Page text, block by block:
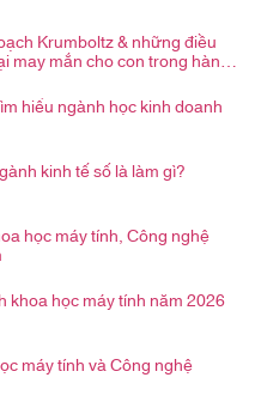
Krumboltz & những điều
may mắn cho con trong hành
hiểu ngành học kinh doanh
kinh tế số là làm gì?
học máy tính, Công nghệ
học máy tính năm 2026
máy tính và Công nghệ